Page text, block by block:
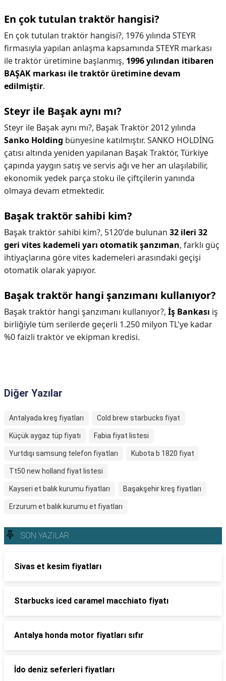
En çok tutulan traktör hangisi?
En çok tutulan traktör hangisi?, 1976 yılında STEYR
firmasıyla yapılan anlaşma kapsamında STEYR markası
ile traktör üretimine başlanmış, 1996 yılından itibaren
BAŞAK markası ile traktör üretimine devam
edilmiştir.
Steyr ile Başak aynı mı?
Steyr ile Başak aynı mı?, Başak Traktör 2012 yılında
Sanko Holding bünyesine katılmıştır. SANKO HOLDİNG
çatısı altında yeniden yapılanan Başak Traktör, Türkiye
çapında yaygın satış ve servis ağı ve her an ulaşılabilir,
ekonomik yedek parça stoku ile çiftçilerin yanında
olmaya devam etmektedir.
Başak traktör sahibi kim?
Başak traktör sahibi kim?, 5120'de bulunan 32 ileri 32
geri vites kademeli yarı otomatik şanzıman, farklı güç
ihtiyaçlarına göre vites kademeleri arasındaki geçişi
otomatik olarak yapıyor.
Başak traktör hangi şanzımanı kullanıyor?
Başak traktör hangi şanzımanı kullanıyor?, İş Bankası iş
birliğiyle tüm serilerde geçerli 1.250 milyon TL'ye kadar
%0 faizli traktör ve ekipman kredisi.
Diğer Yazılar
Antalyada kreş fiyatları Cold brew starbucks fiyat
Küçük aygaz tüp fiyatı Fabia fiyat listesi
Yurtdışı samsung telefon fiyatları Kubota b 1820 fiyat
Tt50 new holland fiyat listesi
Kayseri et balık kurumu fiyatları Başakşehir kreş fiyatları
Erzurum et balık kurumu et fiyatları
SON YAZILAR
Sivas et kesim fiyatları
Starbucks iced caramel macchiato fiyatı
Antalya honda motor fiyatları sıfır
İdo deniz seferleri fiyatları